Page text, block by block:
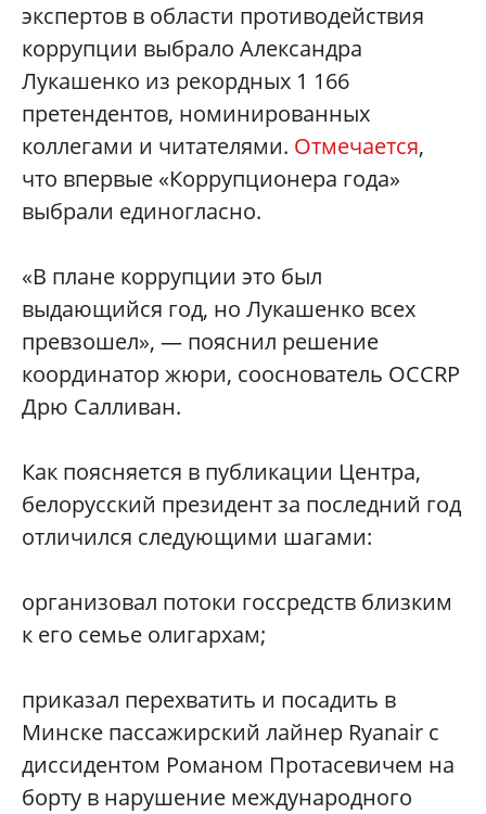
экспертов в области противодействия
коррупции выбрало Александра
Лукашенко из рекордных 1 166
претендентов, номинированных
коллегами и читателями. Отмечается,
что впервые «Коррупционера года»
выбрали единогласно.
«В плане коррупции это был
выдающийся год, но Лукашенко всех
превзошел», — пояснил решение
координатор жюри, сооснователь OCCRP
Дрю Салливан.
Как поясняется в публикации Центра,
белорусский президент за последний год
отличился следующими шагами:
организовал потоки госсредств близким
к его семье олигархам;
приказал перехватить и посадить в
Минске пассажирский лайнер Ryanair с
диссидентом Романом Протасевичем на
борту в нарушение международного